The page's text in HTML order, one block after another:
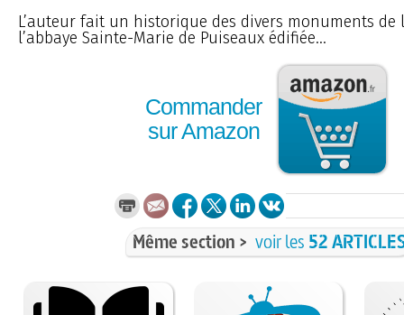
L’auteur fait un historique des divers monuments de
l’abbaye Sainte-Marie de Puiseaux édifiée...
Commander
sur Amazon
Même section > voir les 52